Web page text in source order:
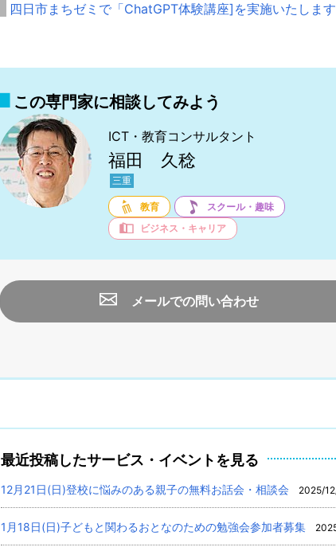
四日市まちゼミで「ChatGPT体験講座]を実施いたします
この専門家に相談してみよう
ICT・教育コンサルタント
福田 久稔
三重
教育
スクール・趣味
ビジネス・キャリア
メールでの問い合わせ
最近投稿したサービス・イベントを見る
12月21日(日)登校に悩みのある親子の無料お話会・相談会 2025/
1月18日(日)子どもと関わるおとなのための勉強会参加者募集